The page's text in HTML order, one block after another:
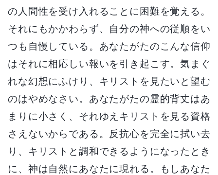
の人間性を受け入れることに困難を覚える。
それにもかかわらず、自分の神への従順をい
つも自慢している。あなたがたのこんな信仰
はそれに相応しい報いを引き起こす。気まぐ
れな幻想にふけり、キリストを見たいと望む
のはやめなさい。あなたがたの霊的背丈はあ
まりに小さく、それゆえキリストを見る資格
さえないからである。反抗心を完全に拭い去
り、キリストと調和できるようになったとき
に、神は自然にあなたに現れる。もしあなた